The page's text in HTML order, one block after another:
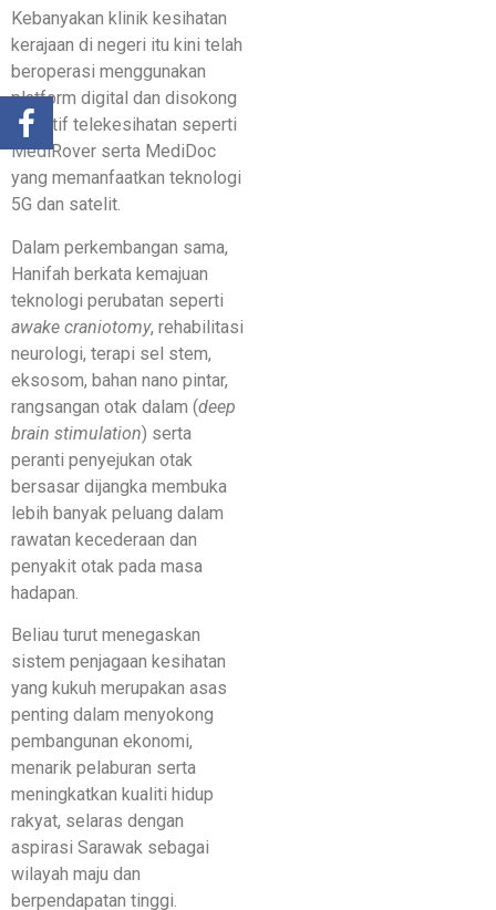
Kebanyakan klinik kesihatan
kerajaan di negeri itu kini telah
beroperasi menggunakan
platform digital dan disokong
inisiatif telekesihatan seperti
MediRover serta MediDoc
yang memanfaatkan teknologi
5G dan satelit.
Dalam perkembangan sama,
Hanifah berkata kemajuan
teknologi perubatan seperti
awake craniotomy, rehabilitasi
neurologi, terapi sel stem,
eksosom, bahan nano pintar,
rangsangan otak dalam (deep
brain stimulation) serta
peranti penyejukan otak
bersasar dijangka membuka
lebih banyak peluang dalam
rawatan kecederaan dan
penyakit otak pada masa
hadapan.
Beliau turut menegaskan
sistem penjagaan kesihatan
yang kukuh merupakan asas
penting dalam menyokong
pembangunan ekonomi,
menarik pelaburan serta
meningkatkan kualiti hidup
rakyat, selaras dengan
aspirasi Sarawak sebagai
wilayah maju dan
berpendapatan tinggi.